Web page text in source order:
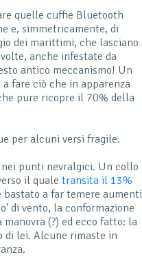
quelle cuffie Bluetooth
e, simmetricamente, di
dei marittimi, che lasciano
anche infestate da
antico meccanismo! Un
fare ciò che in apparenza
pure ricopre il 70% della
per alcuni versi fragile.
punti nevralgici. Un collo
il qualetransita il 13%
a far temere aumenti
di vento, la conformazione
(?) ed ecco fatto: la
di lei. Alcune rimaste in